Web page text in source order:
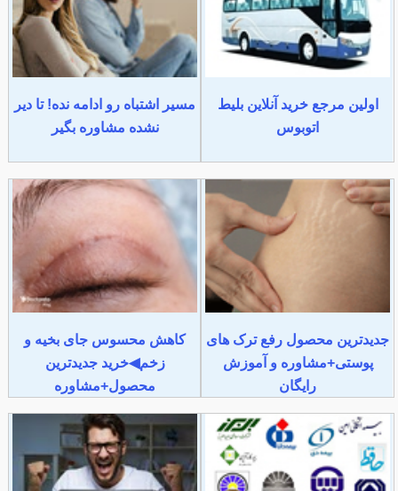
اولین مرجع خرید آنلاین بلیط
اتوبوس
مسیر اشتباه رو ادامه نده! تا دیر
نشده مشاوره بگیر
جدیدترین محصول رفع ترک های
پوستی+مشاوره و آموزش
رایگان
کاهش محسوس جای بخیه و
زخم◀خرید جدیدترین
محصول+مشاوره